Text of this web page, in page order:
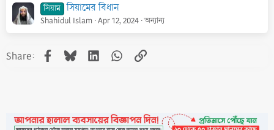
সিয়াম সিয়ামের বিধান
Shahidul Islam Apr 12, 2024 অন্যান্য
Share: Facebook
BlueskyLinkedInWhatsApp
Link